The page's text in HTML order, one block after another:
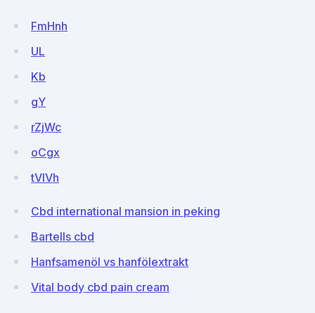
FmHnh
UL
Kb
gY
rZjWc
oCgx
tVlVh
Cbd international mansion in peking
Bartells cbd
Hanfsamenöl vs hanfölextrakt
Vital body cbd pain cream